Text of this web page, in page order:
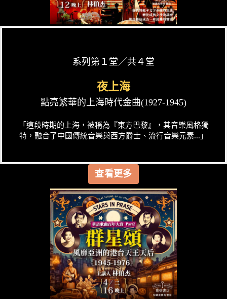
系列第１堂／共４堂
夜上海
點亮繁華的上海時代金曲(1927-1945)
「這段時期的上海，被稱為『東方巴黎』，其音樂風格獨
特，融合了中國傳統音樂與西方爵士、流行音樂元素...」
查看更多